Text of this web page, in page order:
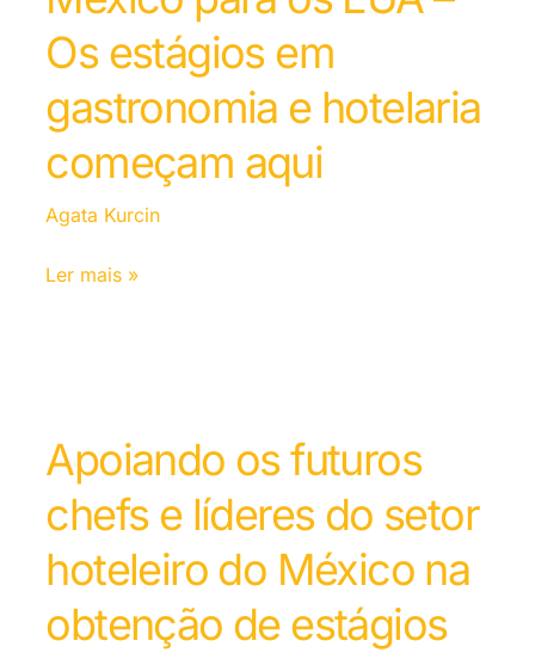
Os estágios em
gastronomia e hotelaria
começam aqui
Agata Kurcin
Ler mais »
Apoiando os futuros
chefs e líderes do setor
hoteleiro do México na
obtenção de estágios